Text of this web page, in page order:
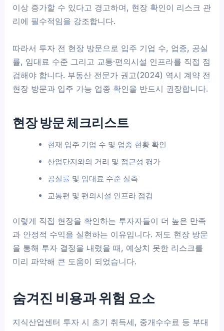
이상 증가할 수 있다고 경고하며, 현장 확인이 리스크 관
리에 필수적임을 강조합니다.
따라서 투자 전 현장 방문으로 입주 기업 수, 업종, 공실
률, 임대료 수준 그리고 교통·편의시설 인프라를 직접 점
검해야 합니다. 부동산 전문가 권고(2024) 역시 계약 전
현장 방문과 입주 가능 업종 확인을 반드시 권장합니다.
현장 방문 체크리스트
현재 입주 기업 수 및 업종 현황 확인
산업단지와의 거리 및 접근성 평가
공실률 및 임대료 수준 실측
교통편 및 편의시설 인프라 점검
이렇게 직접 현장을 확인하는 투자자들이 더 높은 만족
과 안정적 수익을 실현하는 이유입니다. 저도 현장 방문
을 통해 투자 결정을 내렸을 때, 예상치 못한 리스크를
미리 파악해 큰 도움이 되었습니다.
숨겨진 비용과 위험 요소
지식산업센터 투자 시 초기 취득세, 중개수수료 등 부대